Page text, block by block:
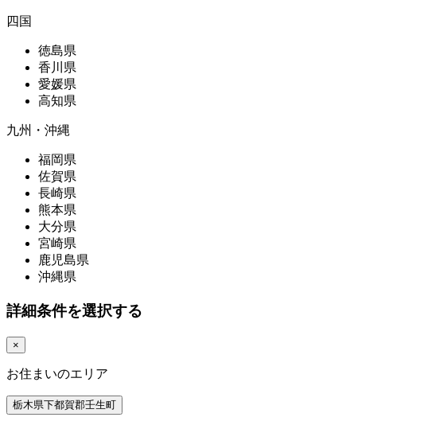
四国
徳島県
香川県
愛媛県
高知県
九州・沖縄
福岡県
佐賀県
長崎県
熊本県
大分県
宮崎県
鹿児島県
沖縄県
詳細条件を選択する
×
お住まいのエリア
栃木県下都賀郡壬生町